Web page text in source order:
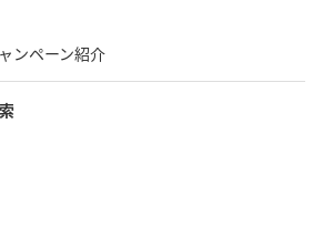
ンペーン紹介